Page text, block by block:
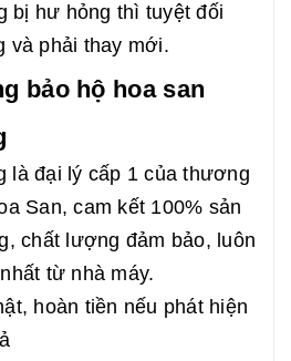
bị hư hỏng thì tuyệt đối
và phải thay mới.
bảo hộ hoa san
là đại lý cấp 1 của thương
San, cam kết 100% sản
chất lượng đảm bảo, luôn
từ nhà máy.
hoàn tiền nếu phát hiện